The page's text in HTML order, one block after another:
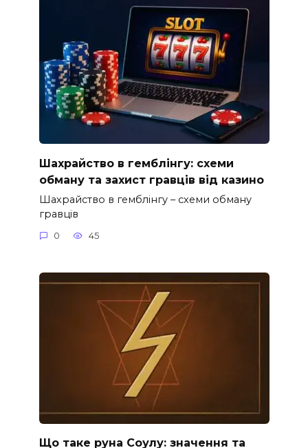
Шахрайство в гемблінгу: схеми
обману та захист гравців від казино
Шахрайство в гемблінгу – схеми обману
гравців
0 45
Що таке руна Соулу: значення та